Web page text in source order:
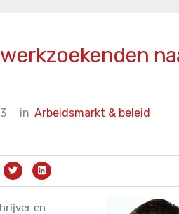
in Arbeidsmarkt & beleid
en